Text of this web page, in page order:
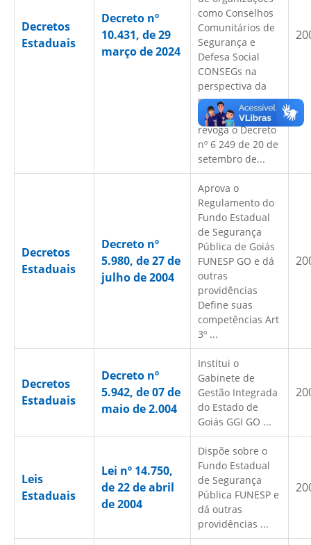
Decretos
Estaduais
Decreto nº
10.431, de 29
março de 2024
como Conselhos
Comunitários de
Segurança e
Defesa Social
CONSEGs na
perspectiva da
segurança
comunitária e
revoga o Decreto
nº 6 249 de 20 de
setembro de...
Decretos
Estaduais
Decreto nº
5.980, de 27 de
julho de 2004
Aprova o
Regulamento do
Fundo Estadual
de Segurança
Pública de Goiás
FUNESP GO e dá
outras
providências
Define suas
competências Art
3º ...
Decretos
Estaduais
Decreto nº
5.942, de 07 de
maio de 2.004
Institui o
Gabinete de
Gestão Integrada
do Estado de
Goiás GGI GO ...
Leis
Estaduais
Lei nº 14.750,
de 22 de abril
de 2004
Dispõe sobre o
Fundo Estadual
de Segurança
Pública FUNESP e
dá outras
providências ...